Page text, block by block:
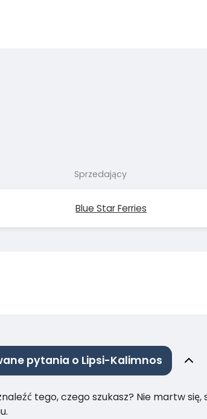
Sprzedający
Blue Star Ferries
pytania o Lipsi-Kalimnos
tego, czego szukasz? Nie martw się,